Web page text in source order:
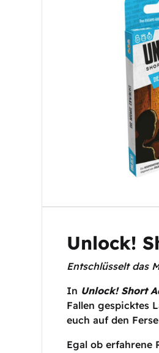
Unlock!
Entschlüsselt das
In Unlock! Short
Fallen gespicktes
euch auf den
Egal ob erfahrene